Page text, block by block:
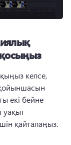
келсе,
екі бейне
уақыт
қайталаңыз.